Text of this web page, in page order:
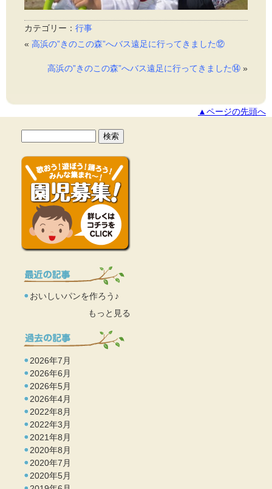
カテゴリー： 行事
« 高浜の”きのこの森”へバス遠足に行ってきました⑫
高浜の”きのこの森”へバス遠足に行ってきました⑭ »
▲ページの先頭へ
おいしいパンを作ろう♪
もっと見る
2026年7月
2026年6月
2026年5月
2026年4月
2022年8月
2022年3月
2021年8月
2020年8月
2020年7月
2020年5月